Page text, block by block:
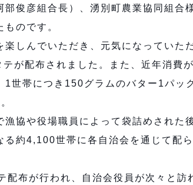
俊彦組合長）、湧別町農業協同組合
のです。
しんでいただき、元気になっていた
が配布されました。また、近年消費
1世帯につき150グラムのバター1パッ
協や役場職員によって袋詰めされた
約4,100世帯に各自治会を通じて配ら
布が行われ、自治会役員が次々と訪